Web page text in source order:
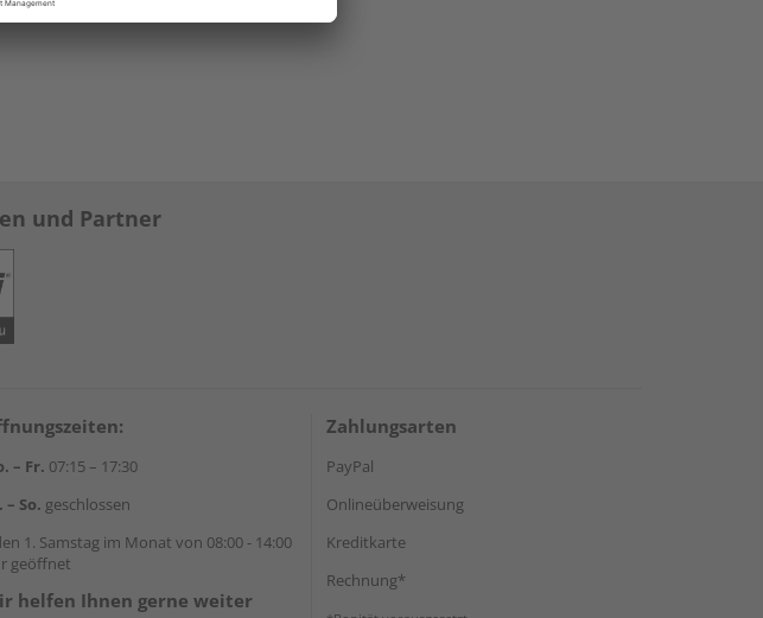
und Partner
– Fr. 07:15 – 17:30
– So. geschlossen
1. Samstag im Monat von 08:00 - 14:00
geöffnet
helfen Ihnen gerne weiter
Zahlungsarten
PayPal
Onlineüberweisung
Kreditkarte
Rechnung*